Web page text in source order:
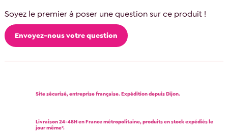
Soyez le premier à poser une question sur ce produit !
Envoyez-nous votre question
Site sécurisé, entreprise française. Expédition depuis Dijon.
Livraison 24-48H en France métropolitaine, produits en stock expédiés le
jour même*.